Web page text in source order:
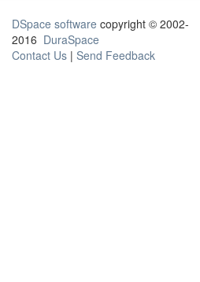
DSpace software copyright © 2002-
2016 DuraSpace
Contact Us | Send Feedback